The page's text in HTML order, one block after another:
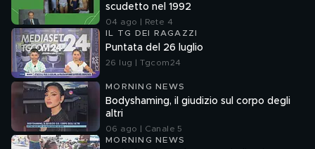
scudetto nel 1992
04 ago | Rete 4
IL TG DEI RAGAZZI
Puntata del 26 luglio
26 lug | Tgcom24
MORNING NEWS
Bodyshaming, il giudizio sul corpo degli
altri
06 ago | Canale 5
MORNING NEWS